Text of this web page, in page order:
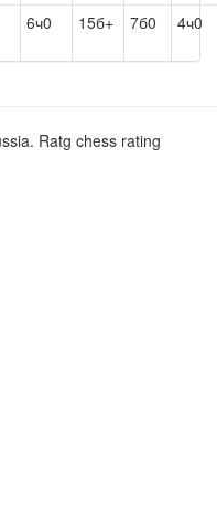
6ч0 15б+ 7б0 4ч0
Ratg chess rating